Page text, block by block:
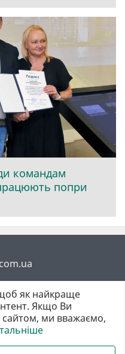
командам
працюють попри
порадниця
використанні
як найкраще
Якщо Ви
сайтом, ми вважаємо,